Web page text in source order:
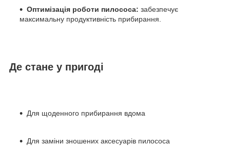
Оптимізація роботи пилососа: забезпечує
максимальну продуктивність прибирання.
Де стане у пригоді
Для щоденного прибирання вдома
Для заміни зношених аксесуарів пилососа